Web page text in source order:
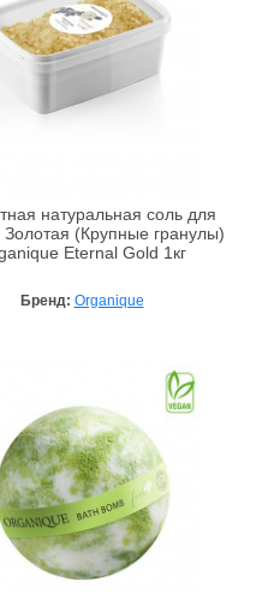
натуральная соль для
(Крупные гранулы)
Eternal Gold 1кг
Бренд: Organique